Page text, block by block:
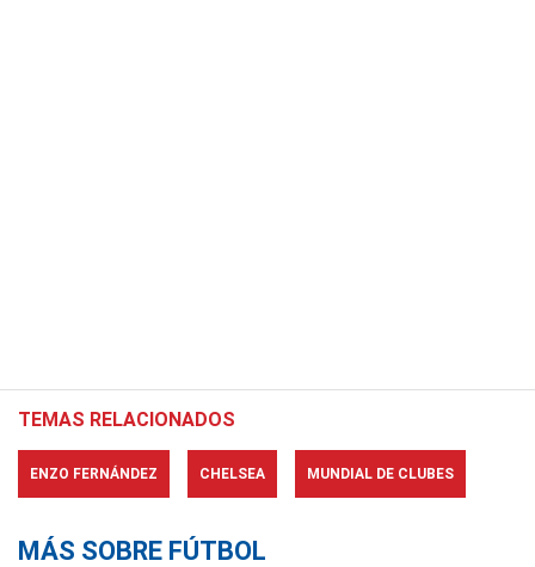
TEMAS RELACIONADOS
ENZO FERNÁNDEZ CHELSEA MUNDIAL DE CLUBES
MÁS SOBRE FÚTBOL